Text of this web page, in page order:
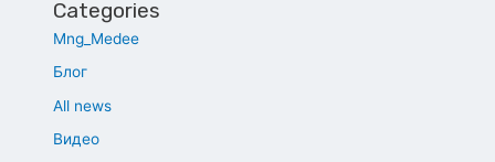
Categories
Mng_Medee
Блог
All news
Видео